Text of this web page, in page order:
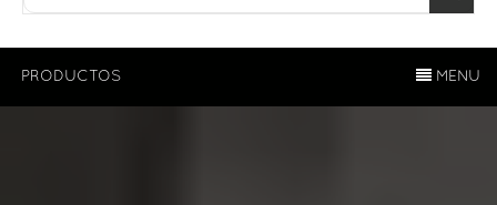
PRODUCTOS MENU